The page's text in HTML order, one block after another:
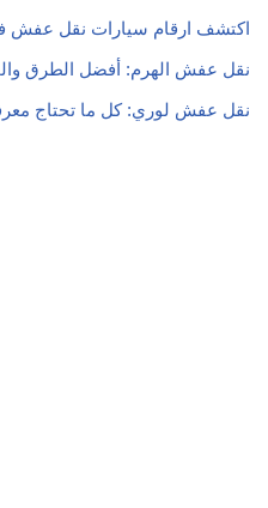
اكتشف ارقام سيارات نقل عفش
نقل عفش الهرم: أفضل الطرق
نقل عفش لوري: كل ما تحتاج